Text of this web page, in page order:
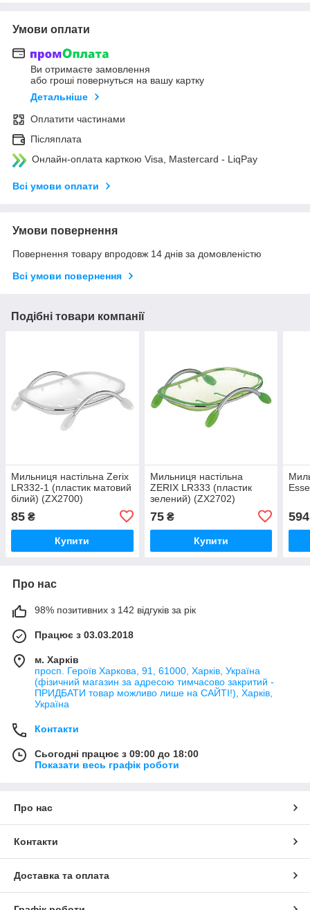
Умови оплати
Ви отримаєте замовлення
або гроші повернуться на вашу картку
Детальніше
Оплатити частинами
Післяплата
Онлайн-оплата карткою Visa, Mastercard - LiqPay
Всі умови оплати
Умови повернення
Повернення товару впродовж 14 днів за домовленістю
Всі умови повернення
Подібні товари компанії
Мильниця настільна Zerix
LR332-1 (пластик матовий
білий) (ZX2700)
85 ₴
Купити
Мильниця настільна
ZERIX LR333 (пластик
зелений) (ZX2702)
75₴
Купити
594
Про нас
98% позитивних з 142 відгуків за рік
Працює з 03.03.2018
м. Харків
просп. Героїв Харкова, 91, 61000, Харків, Україна
(фізичний магазин за адресою тимчасово закритий -
ПРИДБАТИ товар можливо лише на САЙТІ!), Харків,
Україна
Контакти
Сьогодні працює з 09:00 до 18:00
Показати весь графік роботи
Про нас
Контакти
Доставка та оплата